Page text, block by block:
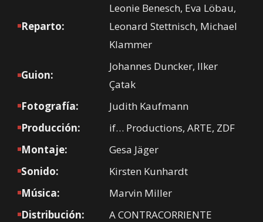
Reparto:
Leonie Benesch, Eva Löbau,
Leonard Stettnisch, Michael
Klammer
Guion:
Johannes Duncker, Ilker
Çatak
Fotografía:
Judith Kaufmann
Producción:
if… Productions, ARTE, ZDF
Montaje:
Gesa Jäger
Sonido:
Kirsten Kunhardt
Música:
Marvin Miller
Distribución:
A CONTRACORRIENTE